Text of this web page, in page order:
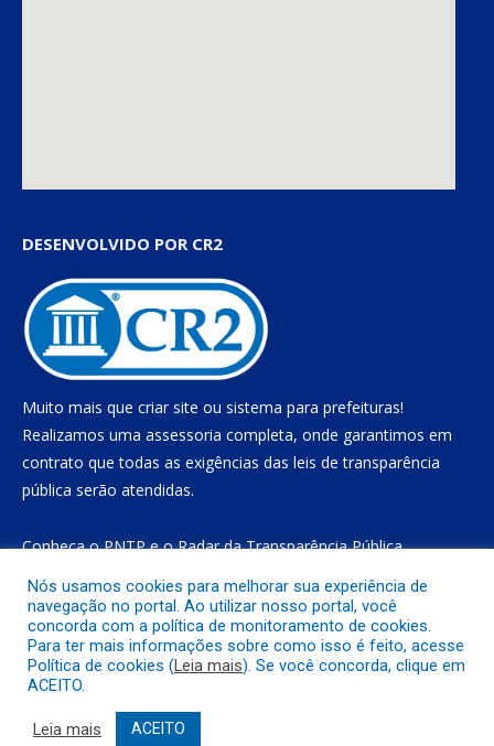
DESENVOLVIDO POR CR2
Muito mais que criar site ou sistema para prefeituras!
Realizamos uma assessoria completa, onde garantimos em
contrato que todas as exigências das leis de transparência
pública serão atendidas.
Conheça oPNTPe oRadar da Transparência Pública
Todos os direitos reservados a Prefeitura Municipal de Gurupá
Mapa do Site
Acessar o Webmail
Nós usamos cookies para melhorar sua experiência de
navegação no portal. Ao utilizar nosso portal, você
concorda com a política de monitoramento de cookies.
Para ter mais informações sobre como isso é feito, acesse
Política de cookies (Leia mais). Se você concorda, clique em
ACEITO.
Leia mais ACEITO